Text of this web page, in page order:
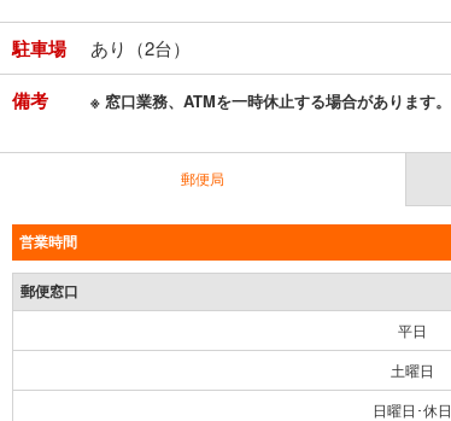
駐車場 あり（2台）
備考 ※ 窓口業務、ATMを一時休止する場合があります。
郵便局
営業時間
郵便窓口
平日
土曜日
日曜日･休日